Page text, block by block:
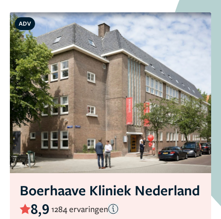
ADV
Boerhaave Kliniek Nederland
8,9 1284 ervaringen